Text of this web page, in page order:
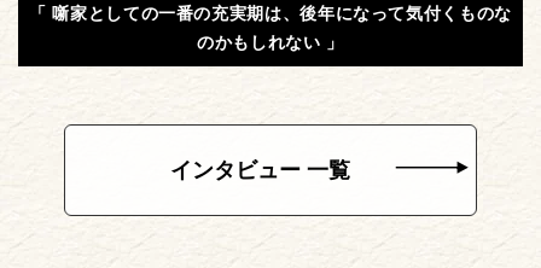
「 噺家としての一番の充実期は、後年になって気付くものな
のかもしれない 」
インタビュー 一覧